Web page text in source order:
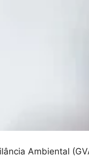
Ambiental